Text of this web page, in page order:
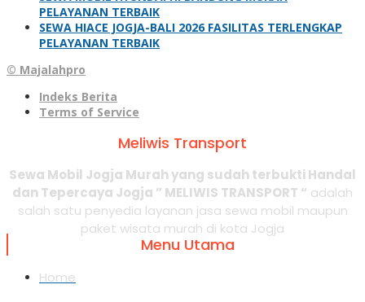
PELAYANAN TERBAIK
SEWA HIACE JOGJA-BALI 2026 FASILITAS TERLENGKAP
PELAYANAN TERBAIK
© Majalahpro
Indeks Berita
Terms of Service
Meliwis Transport
Sewa Mobil Jogja Murah yang sudah terbukti Handal
dan Tepercaya Jogja ” MELIWIS TRANSPORT “ adalah
salah satu penyedia layanan jasa sewa mobil maupun
paket wisata murah di kota Jogja
Menu Utama
Home